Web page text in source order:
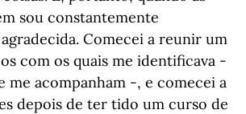
sou constantemente
Comecei a reunir um
com os quais me identificava -
me acompanham -, e comecei a
depois de ter tido um curso de